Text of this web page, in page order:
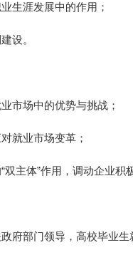
生涯发展中的作用；
设。
市场中的优势与挑战；
就业市场变革；
主体”作用，调动企业积
府部门领导，高校毕业